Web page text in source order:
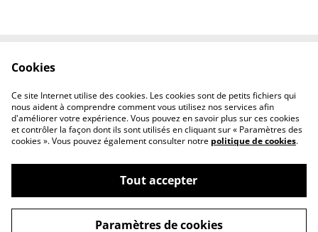
Politique de
confidentialité
Politique de cookies
©2026Mak & wood
Cookies
Ce site Internet utilise des cookies. Les cookies sont de petits fichiers qui
nous aident à comprendre comment vous utilisez nos services afin
d'améliorer votre expérience. Vous pouvez en savoir plus sur ces cookies
et contrôler la façon dont ils sont utilisés en cliquant sur « Paramètres des
cookies ». Vous pouvez également consulter notre politique de cookies.
Tout accepter
Paramètres de cookies